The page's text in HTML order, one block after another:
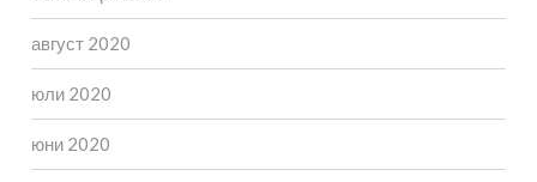
август 2020
юли 2020
юни 2020